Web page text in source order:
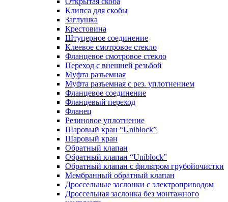
Клипса для скобы
Заглушка
Крестовина
Штуцерное соединение
Клеевое смотровое стекло
Фланцевое смотровое стекло
Переход с внешней резьбой
Муфта разъемная
Муфта разъемная с рез. уплотнением
Фланцевое соединение
Фланцевый переход
Фланец
Резиновое уплотнение
Шаровый кран “Uniblock”
Шаровый кран
Обратный клапан
Обратный клапан “Uniblock”
Обратный клапан с фильтром грубойочистки
Мембранный обратный клапан
Дроссельные заслонки с электроприводом
Дроссельная заслонка без монтажного